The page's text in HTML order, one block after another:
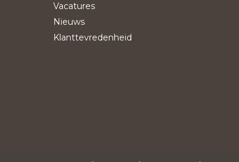
Vacatures
Nieuws
Klanttevredenheid